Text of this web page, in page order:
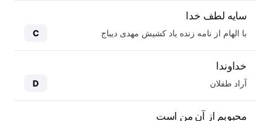
سایه لطف خدا
با الهام از نامه زنده یاد کشیش مهدی دیباج C
خداوندا
آراد طفلان D
محبوبم از آن من است